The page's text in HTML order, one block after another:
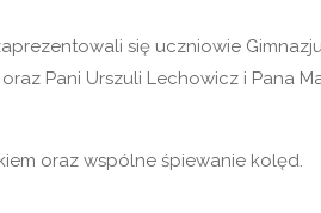
się uczniowie
Pani Urszuli Lechowicz i Pana
oraz wspólne śpiewanie kolęd.